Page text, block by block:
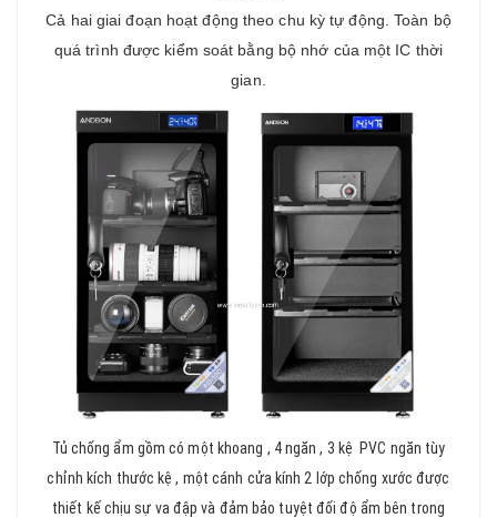
Cả hai giai đoạn hoạt động theo chu kỳ tự động. Toàn bộ
quá trình được kiểm soát bằng bộ nhớ của một IC thời
gian.
Tủ chống ẩm gồm có một khoang , 4 ngăn , 3 kệ PVC ngăn tùy
chỉnh kích thước kệ , một cánh cửa kính 2 lớp chống xước được
thiết kế chịu sự va đập và đảm bảo tuyệt đối độ ẩm bên trong